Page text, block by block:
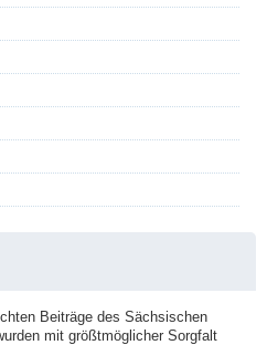
Beiträge des Sächsischen
mit größtmöglicher Sorgfalt